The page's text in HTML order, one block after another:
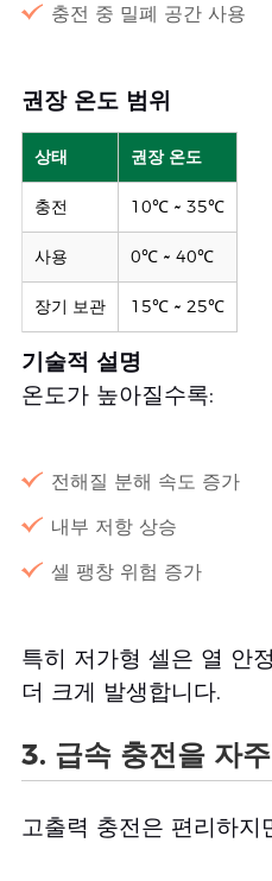
충전 중 밀폐 공간 사용
권장 온도 범위
상태 권장 온도
충전 10℃ ~ 35℃
사용 0℃ ~ 40℃
장기 보관 15℃ ~ 25℃
기술적 설명
온도가 높아질수록:
전해질 분해 속도 증가
내부 저항 상승
셀 팽창 위험 증가
특히 저가형 셀은 열 안
더 크게 발생합니다.
3. 급속 충전을 자
고출력 충전은 편리하지